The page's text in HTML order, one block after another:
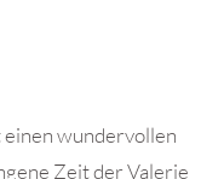
einen wundervollen
Zeit der Valerie